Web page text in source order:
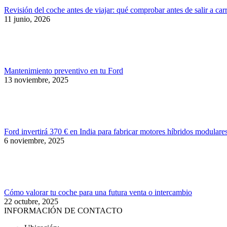
Revisión del coche antes de viajar: qué comprobar antes de salir a
11 junio, 2026
Mantenimiento preventivo en tu Ford
13 noviembre, 2025
Ford invertirá 370 € en India para fabricar motores híbridos
6 noviembre, 2025
Cómo valorar tu coche para una futura venta o intercambio
22 octubre, 2025
INFORMACIÓN DE CONTACTO